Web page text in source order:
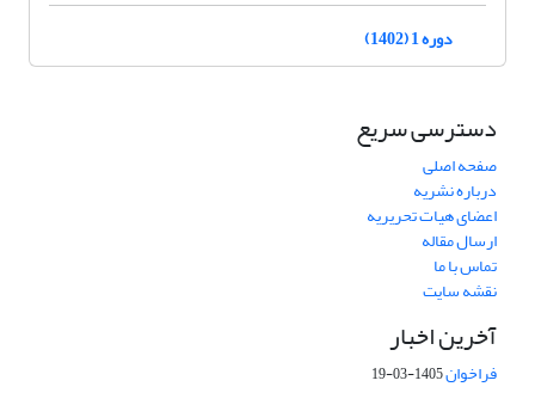
دوره 1 (1402)
دسترسی سریع
صفحه اصلی
درباره نشریه
اعضای هیات تحریریه
ارسال مقاله
تماس با ما
نقشه سایت
آخرین اخبار
فراخوان1405-03-19